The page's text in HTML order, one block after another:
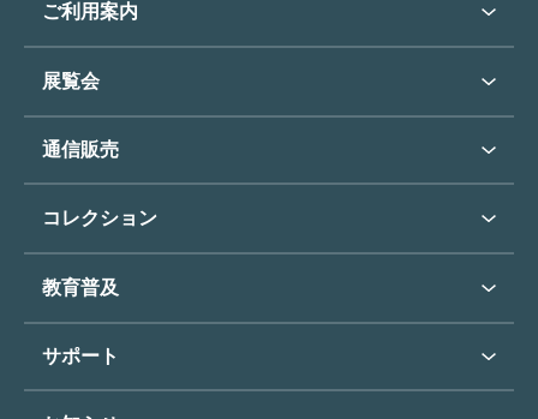
ご利用案内
ご利用案内トップ
来館のご案内
開館時間・休館日
アクセス
団体のご利用について
バリアフリー／小さなお子様
展覧会
展覧会・イベントトップ
次回の展覧会
展覧会スケジュール
過去の展覧会
通信販売
通信販売トップ
コレクション
コレクショントップ
東郷青児
コレクションハイライト
教育普及
教育普及トップ
サポート
よくあるご質問